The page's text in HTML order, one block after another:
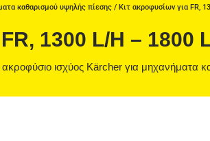
καθαρισμού υψηλής πίεσης / Κιτ ακροφυσίων για FR,
1300 L/H – 1800
ισχύος Kärcher για μηχανήματα